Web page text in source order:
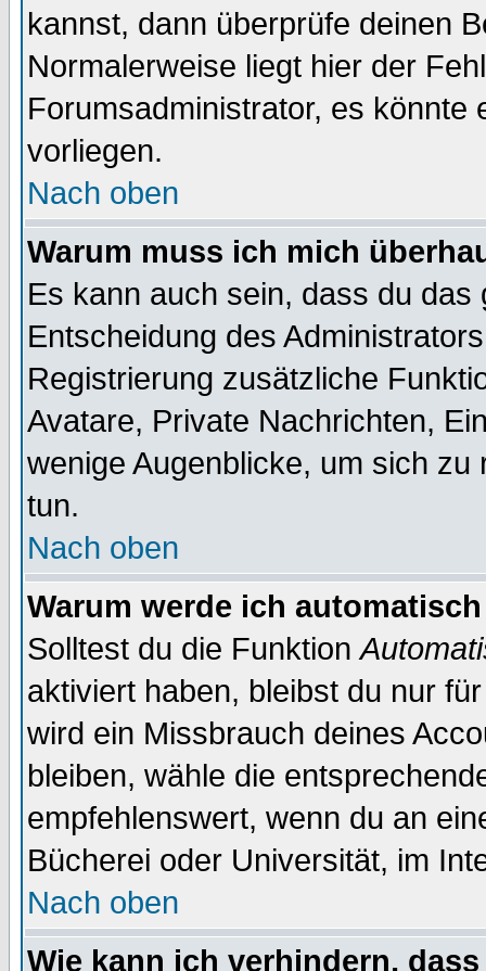
kannst, dann überprüfe deinen
Normalerweise liegt hier der
Forumsadministrator, es könnte
vorliegen.
Nach oben
Warum muss ich mich
Es kann auch sein, dass du
Entscheidung des
Registrierung zusätzliche
Avatare, Private Nachrichten,
wenige Augenblicke, um sich
tun.
Nach oben
Warum werde ich
Solltest du die Funktion
aktiviert haben, bleibst du nur
wird ein Missbrauch deines
bleiben, wähle die
empfehlenswert, wenn du an
Bücherei oder Universität, im
Nach oben
Wie kann ich verhindern,